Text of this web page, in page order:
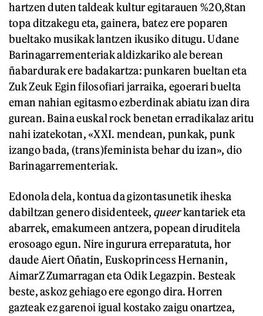
hartzen duten taldeak kultur egitarauen %20,8tan
topa ditzakegu eta, gainera, batez ere poparen
bueltako musikak lantzen ikusiko ditugu. Udane
Barinagarrementeriak aldizkariko ale berean
ñabardurak ere badakartza: punkaren bueltan eta
Zuk Zeuk Egin filosofiari jarraika, egoerari buelta
eman nahian egitasmo ezberdinak abiatu izan dira
gurean. Baina euskal rock benetan erradikalaz aritu
nahi izatekotan, «XXI. mendean, punkak, punk
izango bada, (trans)feminista behar du izan», dio
Barinagarrementeriak.
Edonola dela, kontua da gizontasunetik iheska
dabiltzan genero disidenteek,queerkantariek eta
abarrek, emakumeen antzera, popean diruditela
erosoago egun. Nire ingurura erreparatuta, hor
daude Aiert Oñatin, Euskoprincess Hernanin,
AimarZ Zumarragan eta Odik Legazpin. Besteak
beste, askoz gehiago ere egongo dira. Horren
gazteak ez garenoi igual kostako zaigu onartzea,